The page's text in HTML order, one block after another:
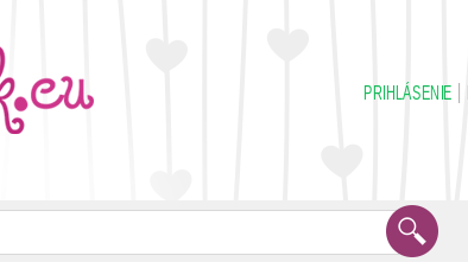
PRIHLÁSENIE